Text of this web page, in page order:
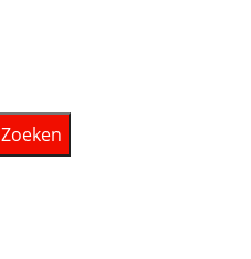
Zoeken